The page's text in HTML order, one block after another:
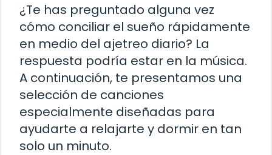
¿Te has preguntado alguna vez
cómo conciliar el sueño rápidamente
en medio del ajetreo diario? La
respuesta podría estar en la música.
A continuación, te presentamos una
selección de canciones
especialmente diseñadas para
ayudarte a relajarte y dormir en tan
solo un minuto.